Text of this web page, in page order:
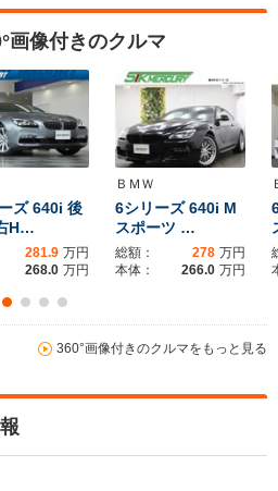
ス
全高
1.54m
全幅
1.9m
全長
5.11m
ホイールベース
-m
15.8km/L
└郊外:14.8km/L
ホイー
画像付きのクルマ
ズ 640i 後
H…
281.9 万円
268.0 万円
ＢＭＷ
6シリーズ 640i M
スポーツ …
総額： 278 万円
本体：
266.0 万円
360°画像付きのクルマをもっと見る